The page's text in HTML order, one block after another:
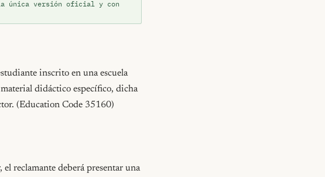
única versión oficial y con
inscrito en una escuela
didáctico específico, dicha
(Education Code 35160)
reclamante deberá presentar una